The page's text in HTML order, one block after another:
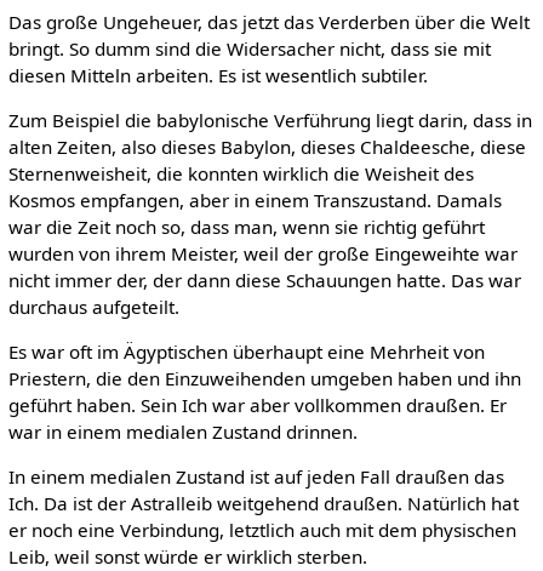
Das große Ungeheuer, das jetzt das Verderben über die Welt
bringt. So dumm sind die Widersacher nicht, dass sie mit
diesen Mitteln arbeiten. Es ist wesentlich subtiler.
Zum Beispiel die babylonische Verführung liegt darin, dass in
alten Zeiten, also dieses Babylon, dieses Chaldeesche, diese
Sternenweisheit, die konnten wirklich die Weisheit des
Kosmos empfangen, aber in einem Transzustand. Damals
war die Zeit noch so, dass man, wenn sie richtig geführt
wurden von ihrem Meister, weil der große Eingeweihte war
nicht immer der, der dann diese Schauungen hatte. Das war
durchaus aufgeteilt.
Es war oft im Ägyptischen überhaupt eine Mehrheit von
Priestern, die den Einzuweihenden umgeben haben und ihn
geführt haben. Sein Ich war aber vollkommen draußen. Er
war in einem medialen Zustand drinnen.
In einem medialen Zustand ist auf jeden Fall draußen das
Ich. Da ist der Astralleib weitgehend draußen. Natürlich hat
er noch eine Verbindung, letztlich auch mit dem physischen
Leib, weil sonst würde er wirklich sterben.